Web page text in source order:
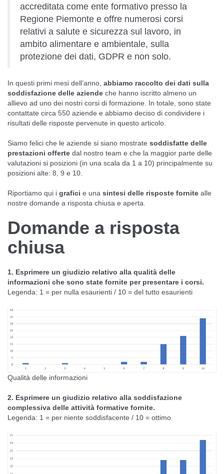
accreditata come ente formativo presso la
Regione Piemonte e offre numerosi corsi
relativi a salute e sicurezza sul lavoro, in
ambito alimentare e ambientale, sulla
protezione dei dati, GDPR e non solo.
In questi primi mesi dell’anno, abbiamo raccolto dei dati sulla
soddisfazione delle aziende che hanno iscritto almeno un
allievo ad uno dei nostri corsi di formazione. In totale, sono state
contattate circa 550 aziende e abbiamo deciso di condividere i
risultati delle risposte pervenute in questo articolo.
Siamo felici che le aziende si siano mostrate soddisfatte delle
prestazioni offerte dal nostro team e che la maggior parte delle
valutazioni si posizioni (in una scala da 1 a 10) principalmente su
posizioni alte: 8, 9 e 10.
Riportiamo qui i grafici e una sintesi delle risposte fornite alle
nostre domande a risposta chiusa e aperta.
Domande a risposta
chiusa
1. Esprimere un giudizio relativo alla qualità delle
informazioni che sono state fornite per presentare i corsi.
Legenda: 1 = per nulla esaurienti / 10 = del tutto esaurienti
Qualità delle informazioni
2. Esprimere un giudizio relativo alla soddisfazione
complessiva delle attività formative fornite.
Legenda: 1 = per niente soddisfacente / 10 = ottimo